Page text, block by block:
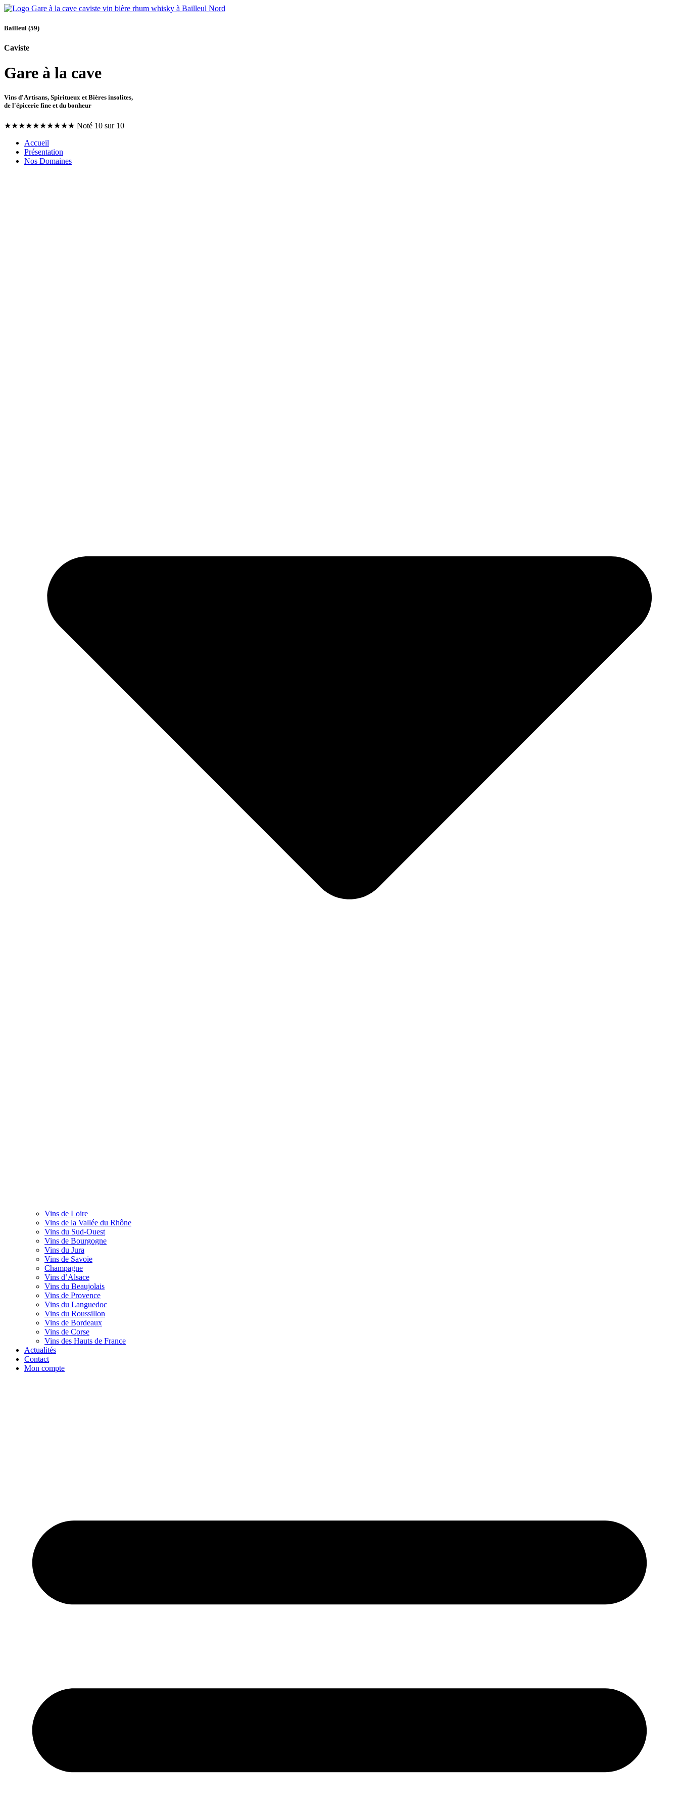
Bailleul (59)
Caviste
Gare à la cave
Vins d'Artisans, Spiritueux et Bières insolites,
de l'épicerie fine et du bonheur
★★★★★★★★★★ Noté 10 sur 10
Accueil
Présentation
Nos Domaines
Vins de Loire
Vins de la Vallée du Rhône
Vins du Sud-Ouest
Vins de Bourgogne
Vins du Jura
Vins de Savoie
Champagne
Vins d’Alsace
Vins du Beaujolais
Vins de Provence
Vins du Languedoc
Vins du Roussillon
Vins de Bordeaux
Vins de Corse
Vins des Hauts de France
Actualités
Contact
Mon compte